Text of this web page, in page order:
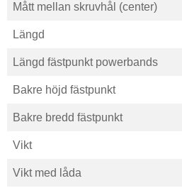
Mått mellan skruvhål (center)
Längd
Längd fästpunkt powerbands
Bakre höjd fästpunkt
Bakre bredd fästpunkt
Vikt
Vikt med låda